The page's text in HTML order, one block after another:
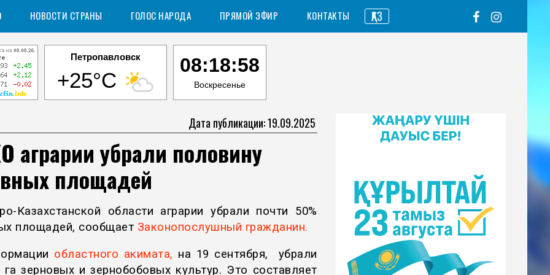
НОВОСТИ СТРАНЫ ГОЛОС НАРОДА ПРЯМОЙ ЭФИР КОНТАКТЫ ҚАЗ
Петропавловск
+25°C
08:18:59
Воскресенье
Дата публикации: 19.09.2025
аграрии убрали половину
площадей
Казахстанской области аграрии убрали почти 50%
площадей, сообщает Законопослушный гражданин.
областного акимата, на 19 сентября, убрали
зерновых и зернобобовых культур. Это составляет